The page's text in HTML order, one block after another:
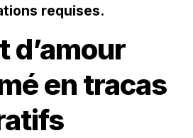
requises.
d’amour
en tracas